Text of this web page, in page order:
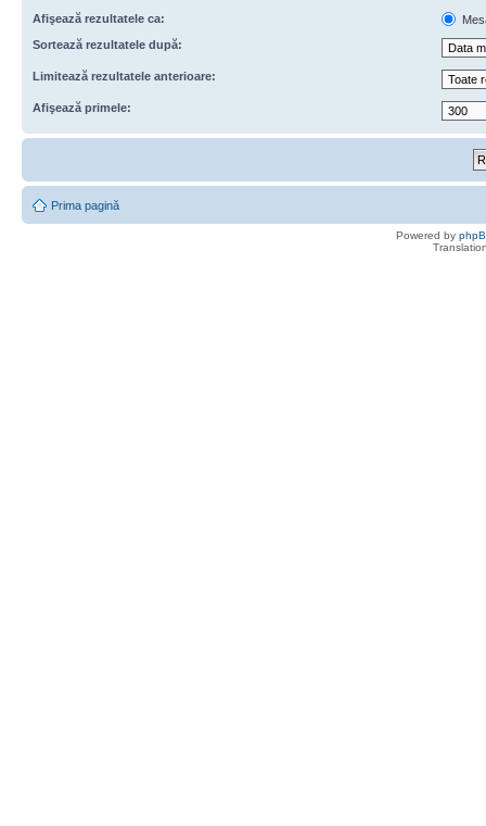
Afişează rezultatele ca:
Sortează rezultatele după:
Limitează rezultatele anterioare:
Afişează primele:
Prima pagină
Powered by